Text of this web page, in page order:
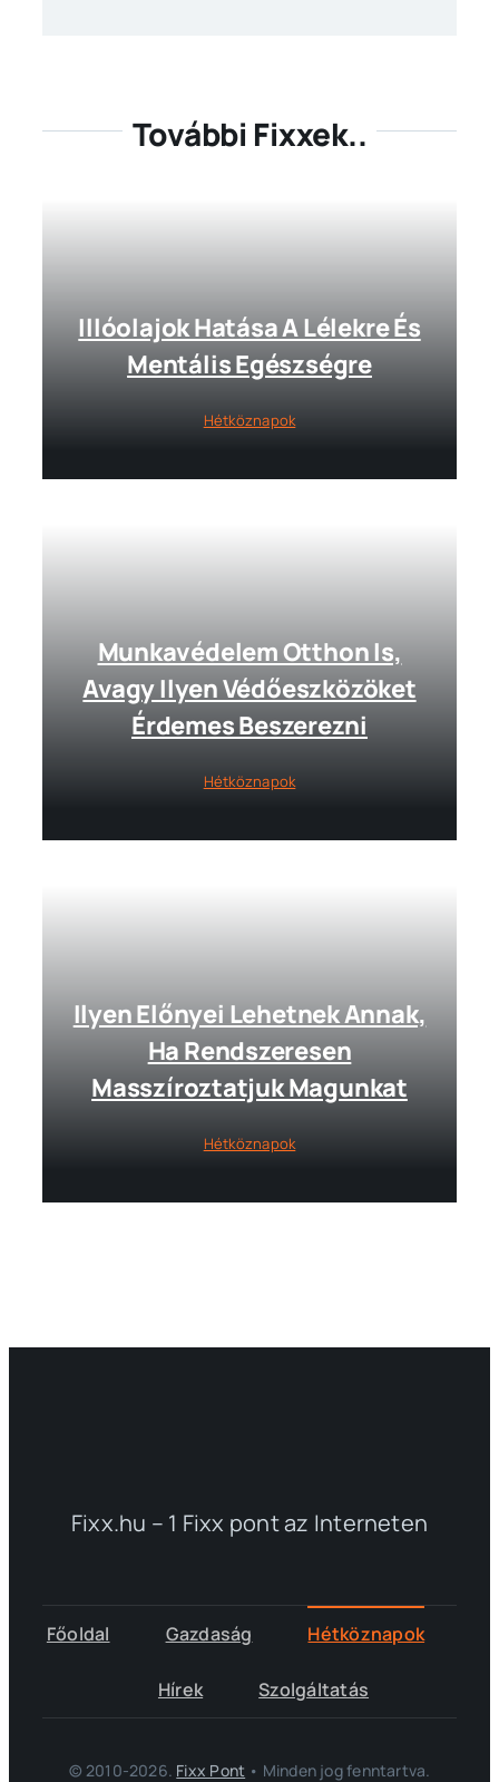
További Fixxek..
Illóolajok Hatása A Lélekre És
Mentális Egészségre
Hétköznapok
Munkavédelem Otthon Is,
Avagy Ilyen Védőeszközöket
Érdemes Beszerezni
Hétköznapok
Ilyen Előnyei Lehetnek Annak,
Ha Rendszeresen
Masszíroztatjuk Magunkat
Hétköznapok
Fixx.hu – 1 Fixx pont az Interneten
Főoldal Gazdaság Hétköznapok
Hírek Szolgáltatás
© 2010-2026. Fixx Pont • Minden jog fenntartva.